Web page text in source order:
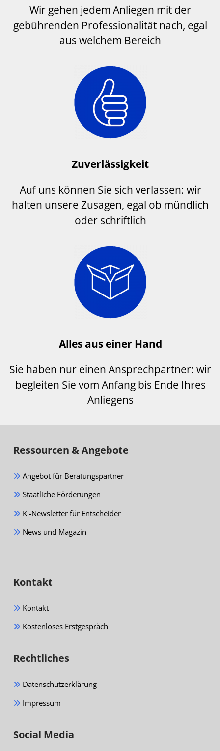
Wir gehen jedem Anliegen mit der
gebührenden Professionalität nach, egal
aus welchem Bereich
Zuverlässigkeit
Auf uns können Sie sich verlassen: wir
halten unsere Zusagen, egal ob mündlich
oder schriftlich
Alles aus einer Hand
Sie haben nur einen Ansprechpartner: wir
begleiten Sie vom Anfang bis Ende Ihres
Anliegens
Ressourcen & Angebote
Angebot für Beratungspartner
Staatliche Förderungen
KI-Newsletter für Entscheider
News und Magazin
Kontakt
Kontakt
Kostenloses Erstgespräch
Rechtliches
Datenschutzerklärung
Impressum
Social Media